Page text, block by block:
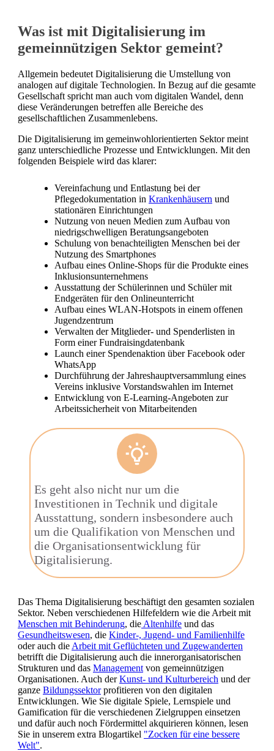
Was ist mit Digitalisierung im
gemeinnützigen Sektor gemeint?
Allgemein bedeutet Digitalisierung die Umstellung von
analogen auf digitale Technologien. In Bezug auf die gesamte
Gesellschaft spricht man auch vom digitalen Wandel, denn
diese Veränderungen betreffen alle Bereiche des
gesellschaftlichen Zusammenlebens.
Die Digitalisierung im gemeinwohlorientierten Sektor meint
ganz unterschiedliche Prozesse und Entwicklungen. Mit den
folgenden Beispiele wird das klarer:
Vereinfachung und Entlastung bei der
Pflegedokumentation in Krankenhäusern und
stationären Einrichtungen
Nutzung von neuen Medien zum Aufbau von
niedrigschwelligen Beratungsangeboten
Schulung von benachteiligten Menschen bei der
Nutzung des Smartphones
Aufbau eines Online-Shops für die Produkte eines
Inklusionsunternehmens
Ausstattung der Schülerinnen und Schüler mit
Endgeräten für den Onlineunterricht
Aufbau eines WLAN-Hotspots in einem offenen
Jugendzentrum
Verwalten der Mitglieder- und Spenderlisten in
Form einer Fundraisingdatenbank
Launch einer Spendenaktion über Facebook oder
WhatsApp
Durchführung der Jahreshauptversammlung eines
Vereins inklusive Vorstandswahlen im Internet
Entwicklung von E-Learning-Angeboten zur
Arbeitssicherheit von Mitarbeitenden
Es geht also nicht nur um die
Investitionen in Technik und digitale
Ausstattung, sondern insbesondere auch
um die Qualifikation von Menschen und
die Organisationsentwicklung für
Digitalisierung.
Das Thema Digitalisierung beschäftigt den gesamten sozialen
Sektor. Neben verschiedenen Hilfefeldern wie die Arbeit mit
Menschen mit Behinderung, die Altenhilfe und das
Gesundheitswesen, die Kinder-, Jugend- und Familienhilfe
oder auch die Arbeit mit Geflüchteten und Zugewanderten
betrifft die Digitalisierung auch die innerorganisatorischen
Strukturen und das Management von gemeinnützigen
Organisationen. Auch derKunst- und Kulturbereich und der
ganze Bildungssektorprofitieren von den digitalen
Entwicklungen. Wie Sie digitale Spiele, Lernspiele und
Gamification für die verschiedenen Zielgruppen einsetzen
und dafür auch noch Fördermittel akquirieren können, lesen
Sie in unserem extra Blogartikel "Zocken für eine bessere
Welt".